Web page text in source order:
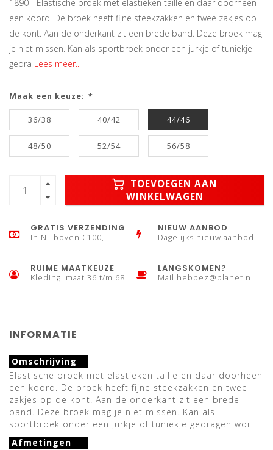
1890 - Elastische broek met elastieken taille en daar doorheen
een koord. De broek heeft fijne steekzakken en twee zakjes op
de kont. Aan de onderkant zit een brede band. Deze broek mag
je niet missen. Kan als sportbroek onder een jurkje of tuniekje
gedra Lees meer..
Maak een keuze: *
36/38 40/42 44/46
48/50 52/54 56/58
TOEVOEGEN AAN
WINKELWAGEN
GRATIS VERZENDING
In NL boven €100,-
NIEUW AANBOD
Dagelijks nieuw aanbod
RUIME MAATKEUZE
Kleding: maat 36 t/m 68
LANGSKOMEN?
Mail hebbez@planet.nl
INFORMATIE
Omschrijving
Elastische broek met elastieken taille en daar doorheen
een koord. De broek heeft fijne steekzakken en twee
zakjes op de kont. Aan de onderkant zit een brede
band. Deze broek mag je niet missen. Kan als
sportbroek onder een jurkje of tuniekje gedragen wor
Afmetingen